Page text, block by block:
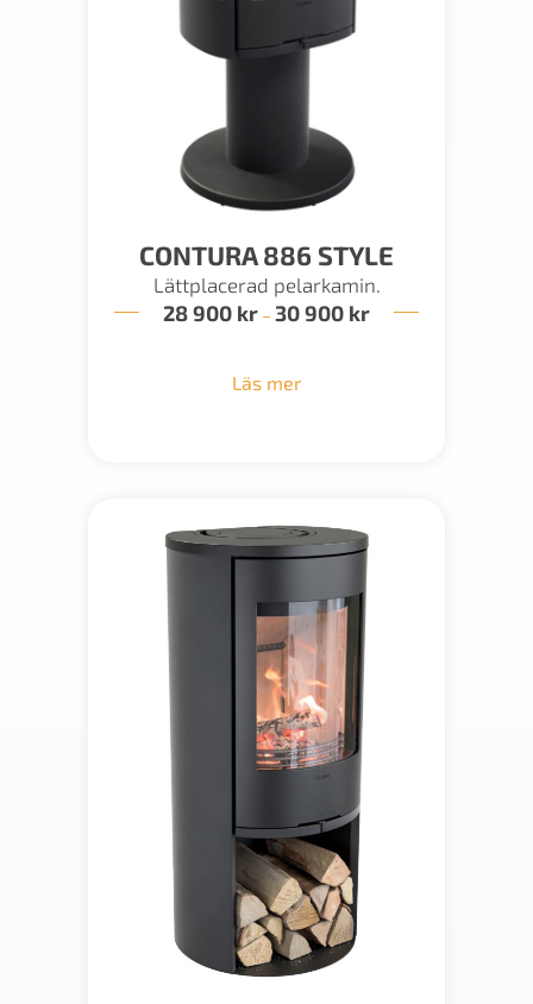
CONTURA 886 STYLE
Lättplacerad pelarkamin.
28 900 kr – 30 900 krPrisintervall:
Läs mer